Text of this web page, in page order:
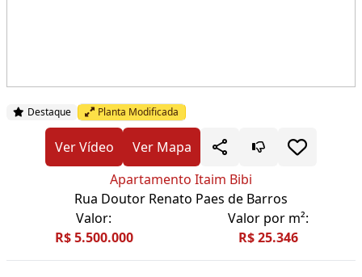
Destaque Planta Modificada
Ver Vídeo
Ver Mapa
Apartamento Itaim Bibi
Rua Doutor Renato Paes de Barros
Valor:
R$ 5.500.000
Valor por m²:
R$ 25.346